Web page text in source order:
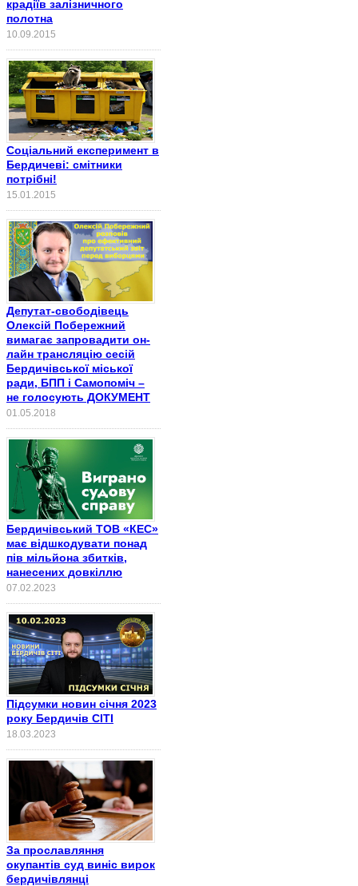
крадіїв залізничного
полотна
10.09.2015
Соціальний експеримент в
Бердичеві: смітники
потрібні!
15.01.2015
Депутат-свободівець
Олексій Побережний
вимагає запровадити он-
лайн трансляцію сесій
Бердичівської міської
ради, БПП і Самопоміч –
не голосують ДОКУМЕНТ
01.05.2018
Бердичівський ТОВ «КЕС»
має відшкодувати понад
пів мільйона збитків,
нанесених довкіллю
07.02.2023
Підсумки новин січня 2023
року Бердичів СІТІ
18.03.2023
За прославляння
окупантів суд виніс вирок
бердичівлянці